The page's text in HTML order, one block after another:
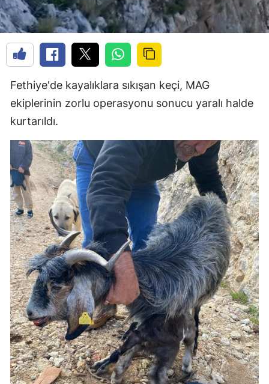
Fethiye'de kayalıklara sıkışan keçi, MAG
ekiplerinin zorlu operasyonu sonucu yaralı halde
kurtarıldı.